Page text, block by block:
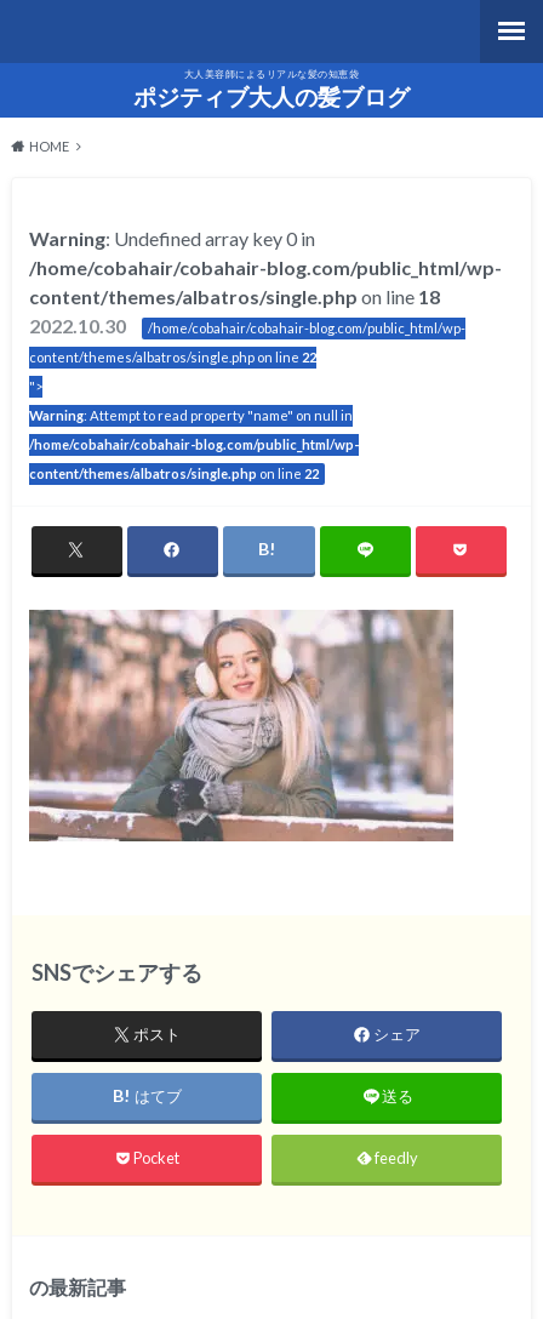
大人美容師によるリアルな髪の知恵袋
ポジティブ大人の髪ブログ
HOME
Warning: Undefined array key 0 in
/home/cobahair/cobahair-blog.com/public_html/wp-
content/themes/albatros/single.php on line 18
2022.10.30
/home/cobahair/cobahair-blog.com/public_html/wp-
content/themes/albatros/single.php on line 22
">
Warning: Attempt to read property "name" on null in
/home/cobahair/cobahair-blog.com/public_html/wp-
content/themes/albatros/single.php on line 22
SNSでシェアする
ポスト シェア
はてブ 送る
Pocket feedly
の最新記事